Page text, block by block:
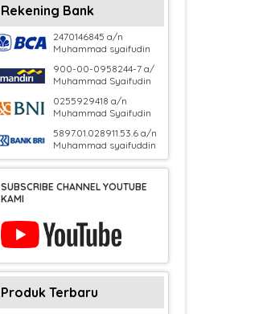
Rekening Bank
2470146845 a/n
Muhammad syaifudin
900-00-0958244-7 a/
Muhammad Syaifudin
0255929418 a/n
Muhammad Syaifudin
5897.01.028911.53.6 a/n
Muhammad syaifuddin
SUBSCRIBE CHANNEL YOUTUBE
KAMI
Produk Terbaru